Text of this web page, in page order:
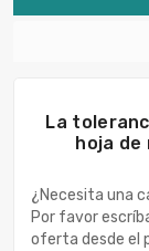
La
hoja de
¿Necesita una
Por favor
oferta desde el